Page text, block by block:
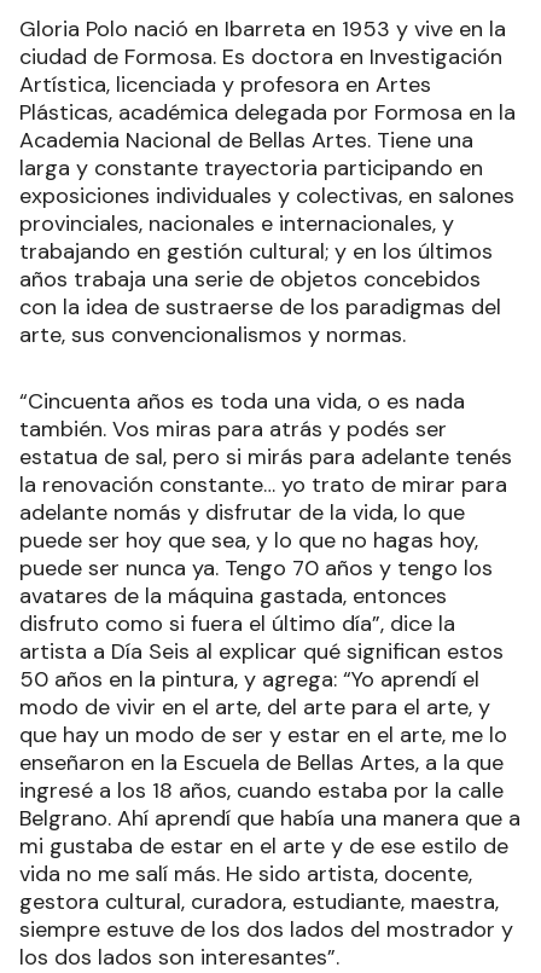
Gloria Polo nació en Ibarreta en 1953 y vive en la
ciudad de Formosa. Es doctora en Investigación
Artística, licenciada y profesora en Artes
Plásticas, académica delegada por Formosa en la
Academia Nacional de Bellas Artes. Tiene una
larga y constante trayectoria participando en
exposiciones individuales y colectivas, en salones
provinciales, nacionales e internacionales, y
trabajando en gestión cultural; y en los últimos
años trabaja una serie de objetos concebidos
con la idea de sustraerse de los paradigmas del
arte, sus convencionalismos y normas.
“Cincuenta años es toda una vida, o es nada
también. Vos miras para atrás y podés ser
estatua de sal, pero si mirás para adelante tenés
la renovación constante… yo trato de mirar para
adelante nomás y disfrutar de la vida, lo que
puede ser hoy que sea, y lo que no hagas hoy,
puede ser nunca ya. Tengo 70 años y tengo los
avatares de la máquina gastada, entonces
disfruto como si fuera el último día”, dice la
artista a Día Seis al explicar qué significan estos
50 años en la pintura, y agrega: “Yo aprendí el
modo de vivir en el arte, del arte para el arte, y
que hay un modo de ser y estar en el arte, me lo
enseñaron en la Escuela de Bellas Artes, a la que
ingresé a los 18 años, cuando estaba por la calle
Belgrano. Ahí aprendí que había una manera que a
mi gustaba de estar en el arte y de ese estilo de
vida no me salí más. He sido artista, docente,
gestora cultural, curadora, estudiante, maestra,
siempre estuve de los dos lados del mostrador y
los dos lados son interesantes”.